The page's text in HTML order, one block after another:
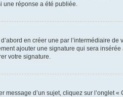
une réponse a été publiée.
en créer une par l’intermédiaire
ajouter une signature qui sera
votre signature.
d’un sujet, cliquez sur l’onglet